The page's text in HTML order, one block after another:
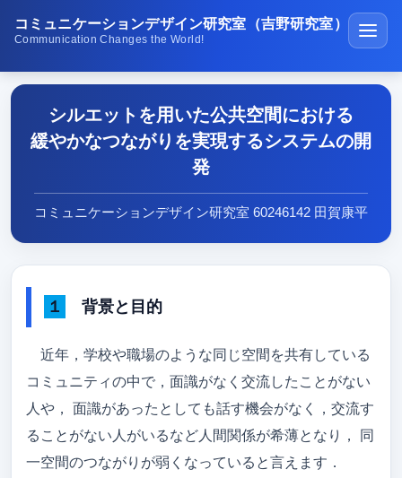
コミュニケーションデザイン研究室（吉野研究室）
Communication Changes the World!
ホーム
講義・演習
メディア紹介
在校生･受験生･高専生へ
研究成果
アクセス
メンバー
シルエットを用いた公共空間における
緩やかなつながりを実現するシステムの開
発
コミュニケーションデザイン研究室 60246142 田賀康平
１ 背景と目的
近年，学校や職場のような同じ空間を共有している
コミュニティの中で，面識がなく交流したことがない
人や， 面識があったとしても話す機会がなく，交流す
ることがない人がいるなど人間関係が希薄となり， 同
一空間のつながりが弱くなっていると言えます．